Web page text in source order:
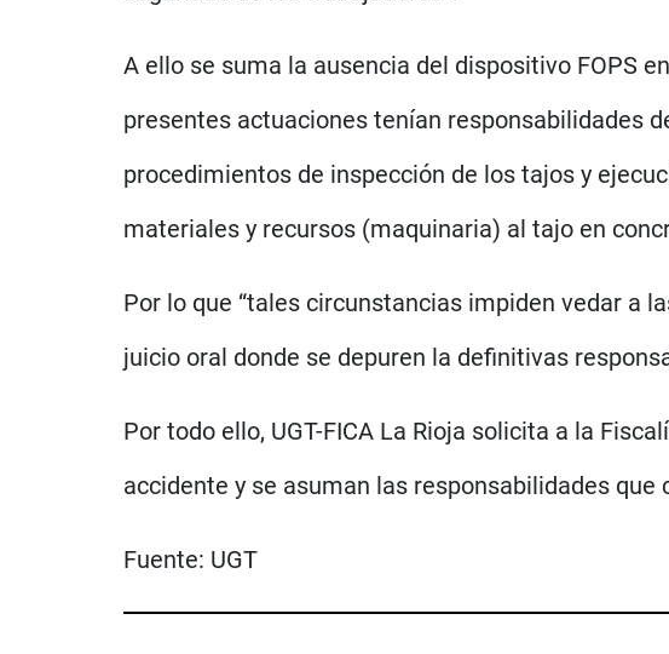
A ello se suma la ausencia del dispositivo FOPS
presentes actuaciones tenían responsabilidades
procedimientos de inspección de los tajos y
materiales y recursos (maquinaria) al tajo en
Por lo que “tales circunstancias impiden vedar a
juicio oral donde se depuren la definitivas
Por todo ello, UGT-FICA La Rioja solicita a la
accidente y se asuman las responsabilidades que
Fuente: UGT